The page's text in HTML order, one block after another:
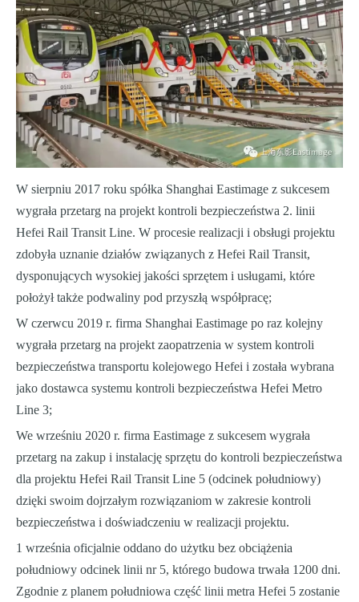
W sierpniu 2017 roku spółka Shanghai Eastimage z sukcesem
wygrała przetarg na projekt kontroli bezpieczeństwa 2. linii
Hefei Rail Transit Line. W procesie realizacji i obsługi projektu
zdobyła uznanie działów związanych z Hefei Rail Transit,
dysponujących wysokiej jakości sprzętem i usługami, które
położył także podwaliny pod przyszłą współpracę;
W czerwcu 2019 r. firma Shanghai Eastimage po raz kolejny
wygrała przetarg na projekt zaopatrzenia w system kontroli
bezpieczeństwa transportu kolejowego Hefei i została wybrana
jako dostawca systemu kontroli bezpieczeństwa Hefei Metro
Line 3;
We wrześniu 2020 r. firma Eastimage z sukcesem wygrała
przetarg na zakup i instalację sprzętu do kontroli bezpieczeństwa
dla projektu Hefei Rail Transit Line 5 (odcinek południowy)
dzięki swoim dojrzałym rozwiązaniom w zakresie kontroli
bezpieczeństwa i doświadczeniu w realizacji projektu.
1 września oficjalnie oddano do użytku bez obciążenia
południowy odcinek linii nr 5, którego budowa trwała 1200 dni.
Zgodnie z planem południowa część linii metra Hefei 5 zostanie